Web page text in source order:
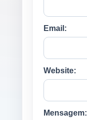
Email:
Website:
Mensagem: